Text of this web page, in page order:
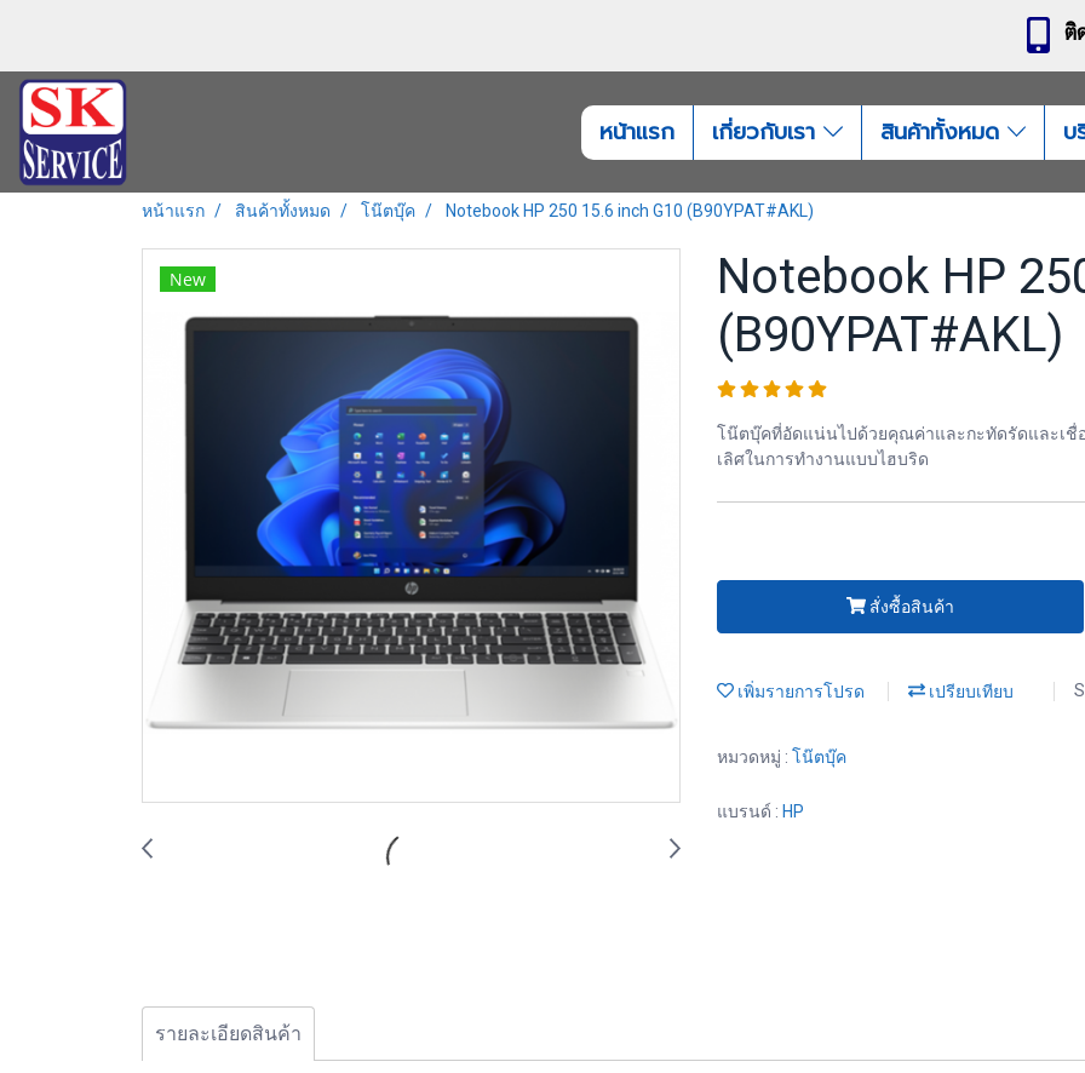
ติ
หน้าแรก เกี่ยวกับเรา สินค้าทั้งหมด บ
หน้าแรก สินค้าทั้งหมด โน๊ตบุ๊ค Notebook HP 250 15.6 inch G10 (B90YPAT#AKL)
New
Notebook HP
(B90YPAT#AKL)
โน๊ตบุ๊คที่อัดแน่นไปด้วยคุณค่าและกะทัดรัดและเชื่
เลิศในการทำงานแบบไฮบริด
สั่งซื้อสินค้า
เพิ่มรายการโปรด เปรียบเทียบ
หมวดหมู่ : โน๊ตบุ๊ค
แบรนด์ : HP
รายละเอียดสินค้า